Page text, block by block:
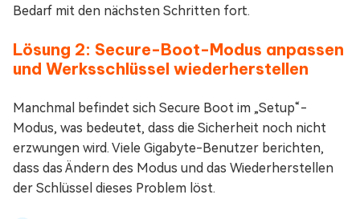
Bedarf mit den nächsten Schritten fort.
Lösung 2: Secure-Boot-Modus anpassen
und Werksschlüssel wiederherstellen
Manchmal befindet sich Secure Boot im „Setup“-
Modus, was bedeutet, dass die Sicherheit noch nicht
erzwungen wird. Viele Gigabyte-Benutzer berichten,
dass das Ändern des Modus und das Wiederherstellen
der Schlüssel dieses Problem löst.